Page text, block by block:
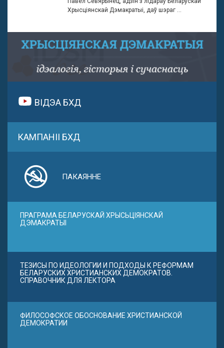
Хрысціянскай Дэмакратыі, даў шэраг ...
ВІДЭА БХД
КАМПАНІІ БХД
ПАКАЯННЕ
ПРАГРАМА БЕЛАРУСКАЙ ХРЫСЬЦІЯНСКАЙ
ДЭМАКРАТЫІ
ТЕЗИСЫ ПО ИДЕОЛОГИИ И ПОДХОДЫ К РЕФОРМАМ
БЕЛАРУСКИХ ХРИСТИАНСКИХ ДЕМОКРАТОВ.
СПРАВОЧНИК ДЛЯ ЛЕКТОРА
ФИЛОСОФСКОЕ ОБОСНОВАНИЕ ХРИСТИАНСКОЙ
ДЕМОКРАТИИ